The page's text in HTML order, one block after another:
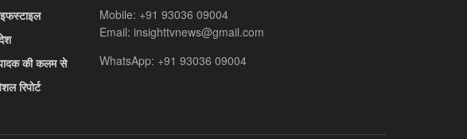
की कलम से
रिपोर्ट
Mobile: +91 93036 09004
Email: insighttvnews@gmail.com
WhatsApp: +91 93036 09004